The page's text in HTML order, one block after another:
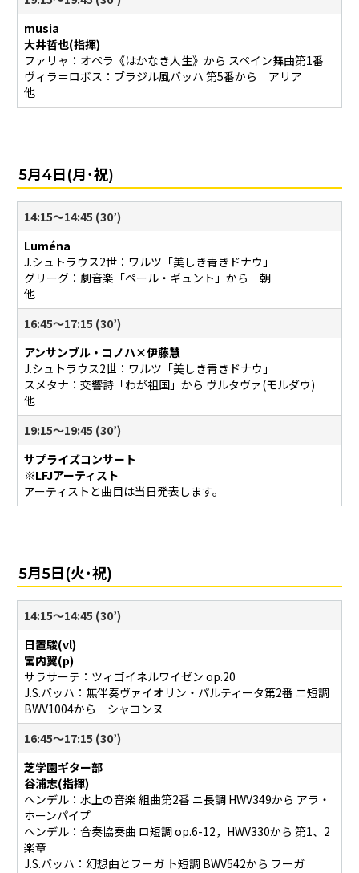
musia
大井哲也(指揮)
ファリャ：オペラ《はかなき人生》から スペイン舞曲第1番
ヴィラ＝ロボス：ブラジル風バッハ 第5番から アリア
他
5月4日(月･祝)
14:15〜14:45 (30’)
Luména
J.シュトラウス2世：ワルツ「美しき青きドナウ」
グリーグ：劇音楽「ペール・ギュント」から 朝
他
16:45〜17:15 (30’)
アンサンブル・コノハ×伊藤慧
J.シュトラウス2世：ワルツ「美しき青きドナウ」
スメタナ：交響詩「わが祖国」から ヴルタヴァ(モルダウ)
他
19:15～19:45 (30’)
サプライズコンサート
※LFJアーティスト
アーティストと曲目は当日発表します。
5月5日(火･祝)
14:15〜14:45 (30’)
日置駿(vl)
宮内翼(p)
サラサーテ：ツィゴイネルワイゼン op.20
J.S.バッハ：無伴奏ヴァイオリン・パルティータ第2番 ニ短調
BWV1004から シャコンヌ
16:45〜17:15 (30’)
芝学園ギター部
谷浦志(指揮)
ヘンデル：水上の音楽 組曲第2番 ニ長調 HWV349から アラ・
ホーンパイプ
ヘンデル：合奏協奏曲 ロ短調 op.6-12，HWV330から 第1、2
楽章
J.S.バッハ：幻想曲とフーガ ト短調 BWV542から フーガ